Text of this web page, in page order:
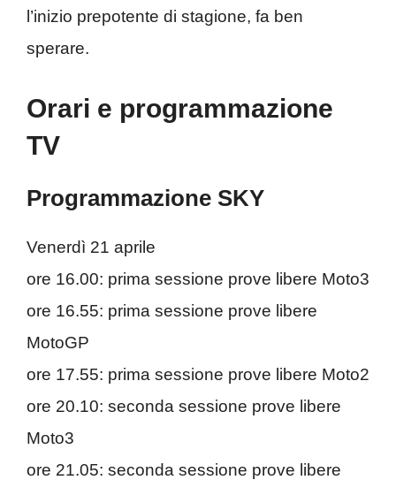
l’inizio prepotente di stagione, fa ben
sperare.
Orari e programmazione
TV
Programmazione SKY
Venerdì 21 aprile
ore 16.00: prima sessione prove libere Moto3
ore 16.55: prima sessione prove libere
MotoGP
ore 17.55: prima sessione prove libere Moto2
ore 20.10: seconda sessione prove libere
Moto3
ore 21.05: seconda sessione prove libere